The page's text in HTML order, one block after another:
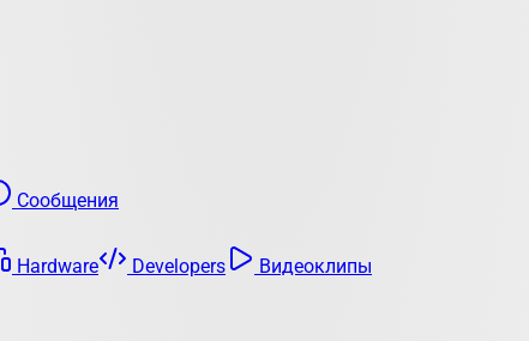
Сообщения
Hardware Developers
Видеоклипы